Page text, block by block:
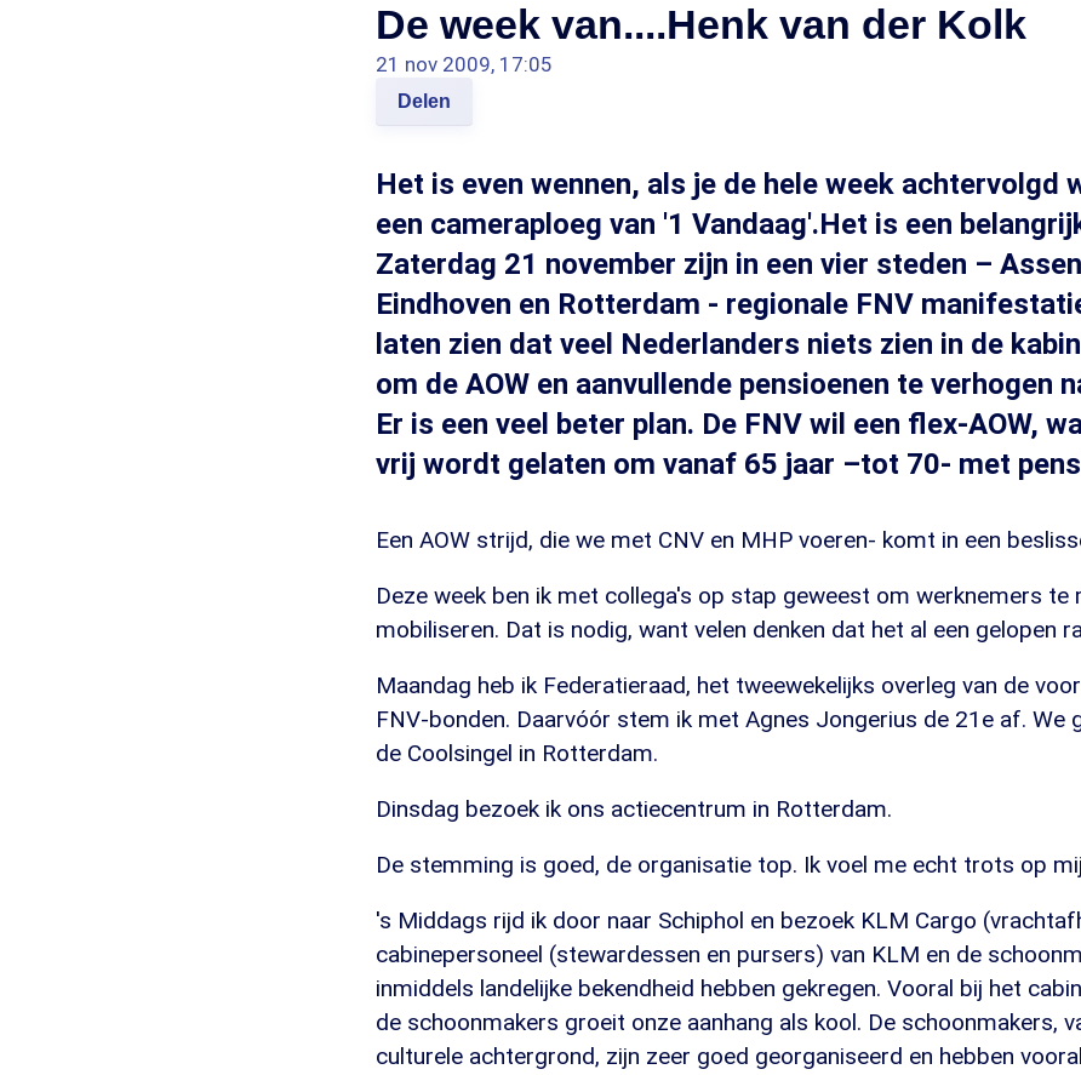
De week van....Henk van der Kolk
21 nov 2009, 17:05
Delen
Het is even wennen, als je de hele week achtervolgd
een cameraploeg van '1 Vandaag'.Het is een
Zaterdag 21 november zijn in een vier steden –
Eindhoven en Rotterdam - regionale FNV
laten zien dat veel Nederlanders niets zien in de
om de AOW en aanvullende pensioenen te verhogen
Er is een veel beter plan. De FNV wil een flex-AOW,
vrij wordt gelaten om vanaf 65 jaar –tot 70- met
Een AOW strijd, die we met CNV en MHP voeren- komt in een
Deze week ben ik met collega's op stap geweest om werknemers te
mobiliseren. Dat is nodig, want velen denken dat het al een gelopen
Maandag heb ik Federatieraad, het tweewekelijks overleg van de
FNV-bonden. Daarvóór stem ik met Agnes Jongerius de 21e af. We
de Coolsingel in Rotterdam.
Dinsdag bezoek ik ons actiecentrum in Rotterdam.
De stemming is goed, de organisatie top. Ik voel me echt trots op
's Middags rijd ik door naar Schiphol en bezoek KLM Cargo
cabinepersoneel (stewardessen en pursers) van KLM en de
inmiddels landelijke bekendheid hebben gekregen. Vooral bij het
de schoonmakers groeit onze aanhang als kool. De schoonmakers,
culturele achtergrond, zijn zeer goed georganiseerd en hebben